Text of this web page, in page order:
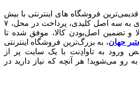
فروشگاه های اینترنتی با بیش
از یک دهه تجربه، با پایبندی به سه اصل کلیدی، پرداخت در محل، ۷
و تضمین اصل‌بودن کالا، موفق شده تا
جهان، به بزرگ‌ترین فروشگاه اینترنتی
ورود به تاوادِنت با یک سایت پر از
رو می‌شوید! هر آنچه که نیاز دارید در